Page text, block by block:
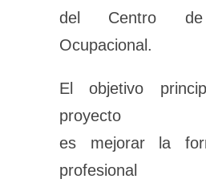
del Centro
Ocupacional.
El objetivo
proyecto
es mejorar la
profesional